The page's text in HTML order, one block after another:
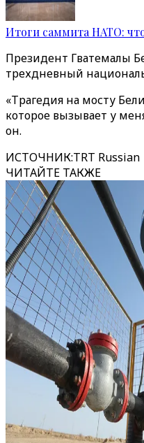
Итоги саммита НАТО:
Президент Гватемалы
трехдневный
«Трагедия на мосту
которое вызывает у
он.
ИСТОЧНИК:TRT Russian
ЧИТАЙТЕ ТАКЖЕ